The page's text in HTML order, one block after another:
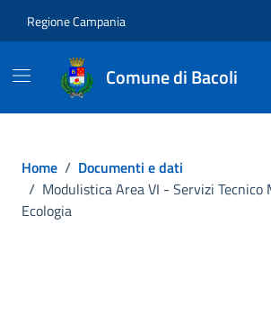
Regione Campania
Comune di Bacoli
Home / Documenti e dati
/ Modulistica Area VI - Servizi
Ecologia